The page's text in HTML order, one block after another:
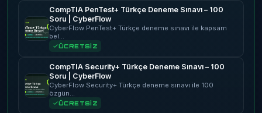
CompTIA PenTest+ Türkçe Deneme Sınavı – 100
Soru | CyberFlow
CyberFlow PenTest+ Türkçe deneme sınavı ile kapsam
bel…
ÜCRETSİZ
CompTIA Security+ Türkçe Deneme Sınavı – 100
Soru | CyberFlow
CyberFlow Security+ Türkçe deneme sınavı ile 100
özgün…
ÜCRETSİZ